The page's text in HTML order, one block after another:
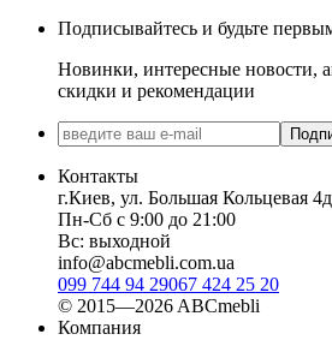
Подписывайтесь и будьте
Новинки, интересные новости,
скидки и рекомендации
Контакты
г.Киев, ул. Большая Кольцевая 4д
Пн-Сб с 9:00 до 21:00
Вс: выходной
info@abcmebli.com.ua
099 744 94 29067 424 25 20
© 2015—2026 ABCmebli
Компания